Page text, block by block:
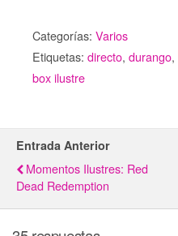
Categorías: Varios
Etiquetas: directo, durango,
box ilustre
Entrada Anterior
Momentos Ilustres: Red
Dead Redemption